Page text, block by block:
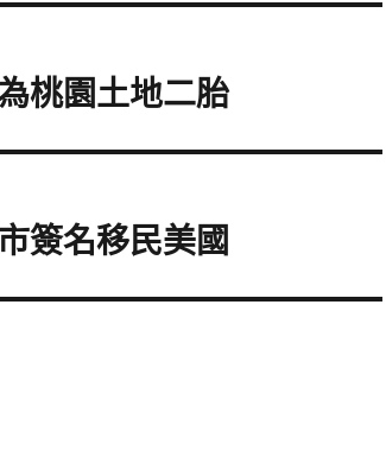
桃園土地二胎
簽名移民美國